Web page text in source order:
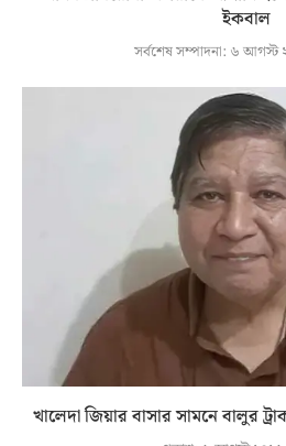
ইকবাল
সর্বশেষ সম্পাদনা: ৬ আগস্ট
খালেদা জিয়ার বাসার সামনে বালুর